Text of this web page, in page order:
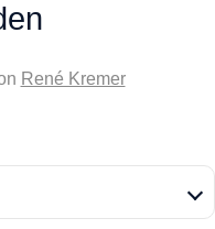
René Kremer